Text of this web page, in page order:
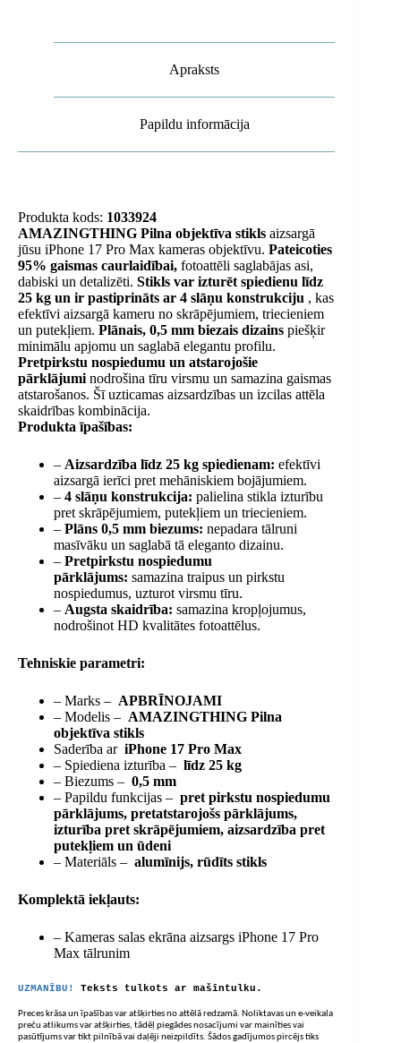
Apraksts
Papildu informācija
Produkta kods: 1033924
AMAZINGTHING Pilna objektīva stikls aizsargā
jūsu iPhone 17 Pro Max kameras objektīvu. Pateicoties
95% gaismas caurlaidībai, fotoattēli saglabājas asi,
dabiski un detalizēti. Stikls var izturēt spiedienu līdz
25 kg un ir pastiprināts ar 4 slāņu konstrukciju , kas
efektīvi aizsargā kameru no skrāpējumiem, triecieniem
un putekļiem. Plānais, 0,5 mm biezais dizains piešķir
minimālu apjomu un saglabā elegantu profilu.
Pretpirkstu nospiedumu un atstarojošie
pārklājumi nodrošina tīru virsmu un samazina gaismas
atstarošanos. Šī uzticamas aizsardzības un izcilas attēla
skaidrības kombinācija.
Produkta īpašības:
– Aizsardzība līdz 25 kg spiedienam: efektīvi
aizsargā ierīci pret mehāniskiem bojājumiem.
– 4 slāņu konstrukcija: palielina stikla izturību
pret skrāpējumiem, putekļiem un triecieniem.
– Plāns 0,5 mm biezums: nepadara tālruni
masīvāku un saglabā tā eleganto dizainu.
– Pretpirkstu nospiedumu
pārklājums: samazina traipus un pirkstu
nospiedumus, uzturot virsmu tīru.
– Augsta skaidrība: samazina kropļojumus,
nodrošinot HD kvalitātes fotoattēlus.
Tehniskie parametri:
– Marks – APBRĪNOJAMI
– Modelis – AMAZINGTHING Pilna
objektīva stikls
Saderība ar iPhone 17 Pro Max
– Spiediena izturība – līdz 25 kg
– Biezums – 0,5 mm
– Papildu funkcijas – pret pirkstu nospiedumu
pārklājums, pretatstarojošs pārklājums,
izturība pret skrāpējumiem, aizsardzība pret
putekļiem un ūdeni
– Materiāls – alumīnijs, rūdīts stikls
Komplektā iekļauts:
– Kameras salas ekrāna aizsargs iPhone 17 Pro
Max tālrunim
UZMANĪBU! Teksts tulkots ar mašīntulku.
Preces krāsa un īpašības var atšķirties no attēlā redzamā. Noliktavas un e-veikala
preču atlikums var atšķirties, tādēļ piegādes nosacījumi var mainīties vai
pasūtījums var tikt pilnībā vai daļēji neizpildīts. Šādos gadījumos pircējs tiks